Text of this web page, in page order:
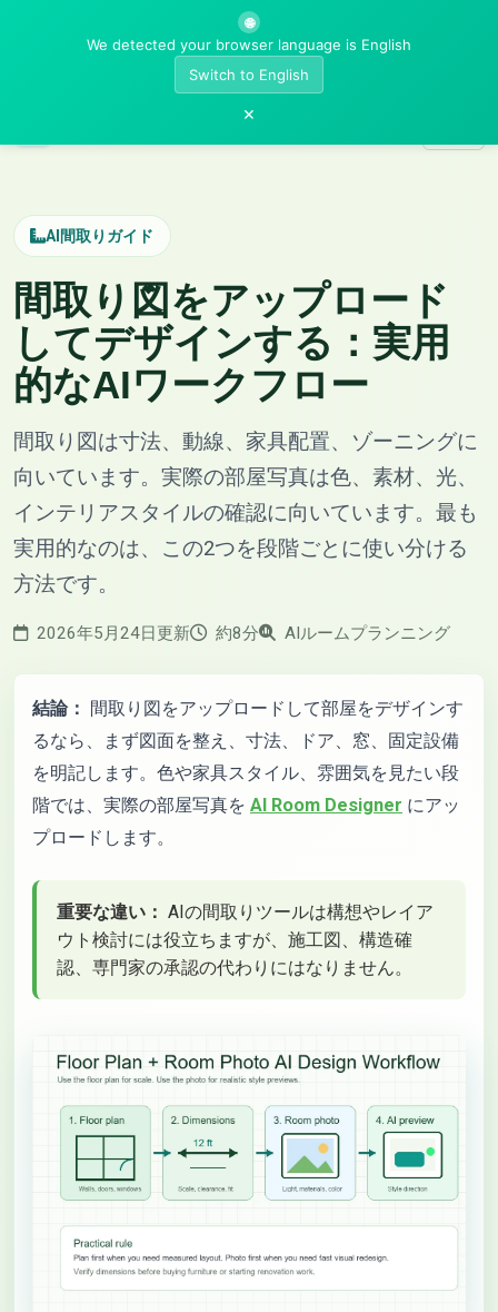
🌐
We detected your browser language is English
Switch to English
×
AI Room Designer
AI間取りガイド
間取り図をアップロード
してデザインする：実用
的なAIワークフロー
間取り図は寸法、動線、家具配置、ゾーニングに
向いています。実際の部屋写真は色、素材、光、
インテリアスタイルの確認に向いています。最も
実用的なのは、この2つを段階ごとに使い分ける
方法です。
2026年5月24日更新 約8分 AIルームプランニング
結論： 間取り図をアップロードして部屋をデザインす
るなら、まず図面を整え、寸法、ドア、窓、固定設備
を明記します。色や家具スタイル、雰囲気を見たい段
階では、実際の部屋写真を AI Room Designer にアッ
プロードします。
重要な違い： AIの間取りツールは構想やレイア
ウト検討には役立ちますが、施工図、構造確
認、専門家の承認の代わりにはなりません。